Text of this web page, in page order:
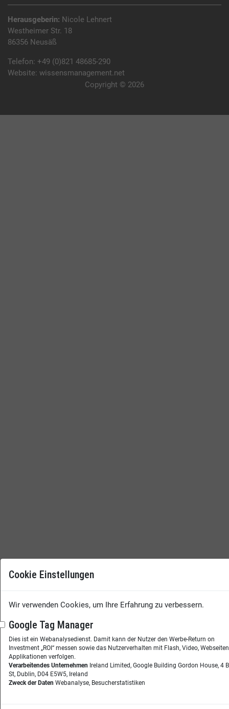
Herausgeberin: Nicole Lehnert
Westheimer Str. 18
86356 Neusäß
Telefon: +49 (0)821 48685-290
Website: wissensmanagement.net
Copyright © 2026
Cookie Einstellungen
Wir verwenden Cookies, um Ihre Erfahrung zu verbessern.
Google Tag Manager
Dies ist ein Webanalysedienst. Damit kann der Nutzer den Werbe-Return on
Investment „ROI“ messen sowie das Nutzerverhalten mit Flash, Video,
Applikationen verfolgen.
Verarbeitendes Unternehmen Ireland Limited, Google Building Gordon House, 4
St, Dublin, D04 E5W5, Ireland
Zweck der Daten Webanalyse, Besucherstatistiken